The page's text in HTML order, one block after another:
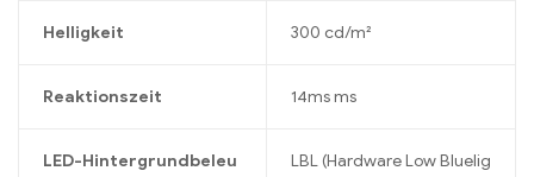
Helligkeit 300 cd/m²
Reaktionszeit 14ms ms
LED-Hintergrundbeleu
LBL (Hardware Low Bluelig